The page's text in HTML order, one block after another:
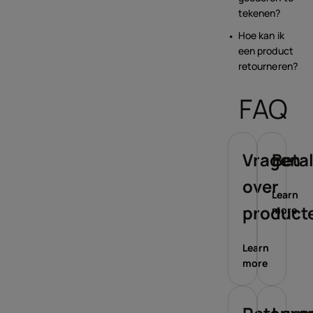
tekenen?
Hoe kan ik
een product
retourneren?
FAQ
Vragen
over
Learn
more
Learn
more